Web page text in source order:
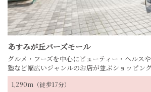
あすみが丘バーズモール
グルメ・フーズを中心にビューティー・ヘルス
塾など幅広いジャンルのお店が並ぶショッピング
1,290m（徒歩17分）